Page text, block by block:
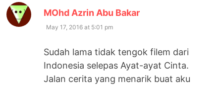
MOhd Azrin Abu Bakar
May 17, 2016 at 5:01 pm
Sudah lama tidak tengok filem dari
Indonesia selepas Ayat-ayat Cinta.
Jalan cerita yang menarik buat aku